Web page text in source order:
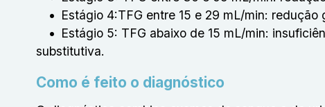
Estágio 4:TFG entre 15 e 29 mL/min: redução
Estágio 5: TFG abaixo de 15 mL/min:
substitutiva.
Como é feito o diagnóstico